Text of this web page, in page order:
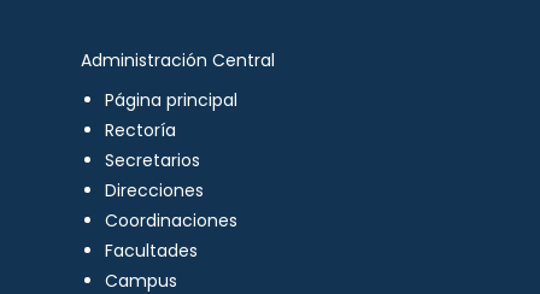
Administración Central
Página principal
Rectoría
Secretarios
Direcciones
Coordinaciones
Facultades
Campus